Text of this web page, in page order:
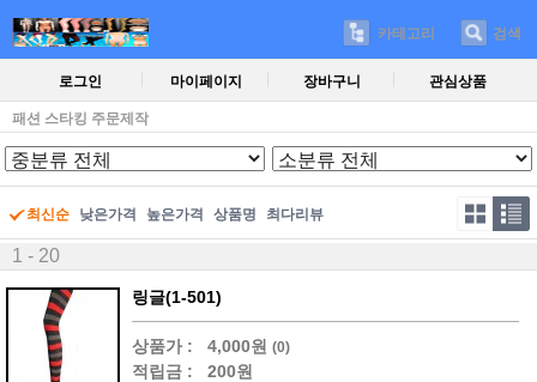
카테고리 검색
로그인 마이페이지 장바구니 관심상품
패션 스타킹 주문제작
최신순 낮은가격 높은가격 상품명 최다리뷰
1 - 20
링글(1-501)
상품가 : 4,000원 (0)
적립금 : 200원